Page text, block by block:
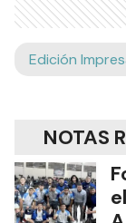
Edición
NOTAS